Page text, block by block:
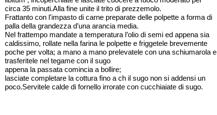
circa 35 minuti.Alla fine unite il trito di prezzemolo.
Frattanto con l'impasto di carne preparate delle polpette a forma di
palla della grandezza d’una arancia media.
Nel frattempo mandate a temperatura l’olio di semi ed appena sia
caldissimo, rollate nella farina le polpette e friggetele brevemente
poche per volta; a mano a mano prelevatele con una schiumarola e
trasferitele nel tegame con il sugo
appena la passata comincia a bollire;
lasciate completare la cottura fino a ch il sugo non si addensi un
poco.Servitele calde di fornello irrorate con cucchiaiate di sugo.